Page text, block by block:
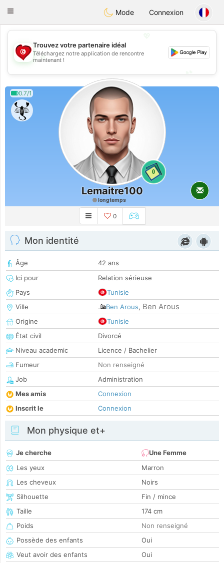
Tunisia Dating
Toggle
Mode Connexion
💖
💕
Trouvez votre partenaire idéal
Téléchargez notre application de rencontre
maintenant !
0.7/1
0
Lemaitre100
longtemps
0
Mon identité
Âge
42 ans
Ici pour
Relation sérieuse
Pays
Tunisie
Ville
Ben Arous, Ben Arous
Origine
Tunisie
État civil
Divorcé
Niveau academic
Licence / Bachelier
Fumeur
Non renseigné
Job
Administration
Mes amis
Connexion
Inscrit le
Connexion
Mon physique et+
Je cherche
Une Femme
Les yeux
Marron
Les cheveux
Noirs
Silhouette
Fin / mince
Taille
174 cm
Poids
Non renseigné
Possède des enfants
Oui
Veut avoir des enfants
Oui